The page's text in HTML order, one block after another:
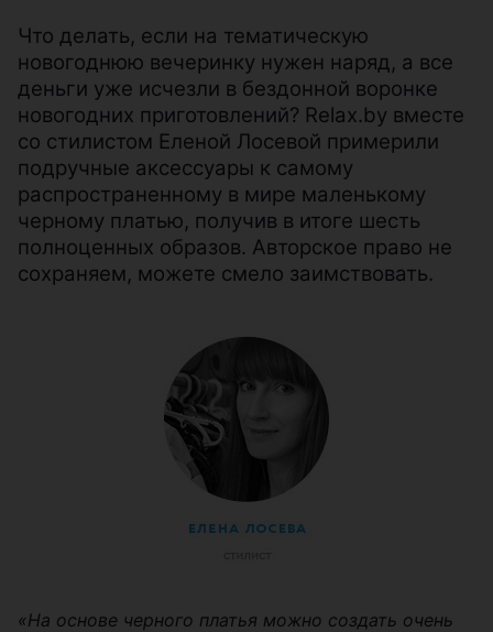
Что делать, если на тематическую
новогоднюю вечеринку нужен наряд, а все
деньги уже исчезли в бездонной воронке
новогодних приготовлений? Relax.by вместе
со стилистом Еленой Лосевой примерили
подручные аксессуары к самому
распространенному в мире маленькому
черному платью, получив в итоге шесть
полноценных образов. Авторское право не
сохраняем, можете смело заимствовать.
«На основе черного платья можно создать очень